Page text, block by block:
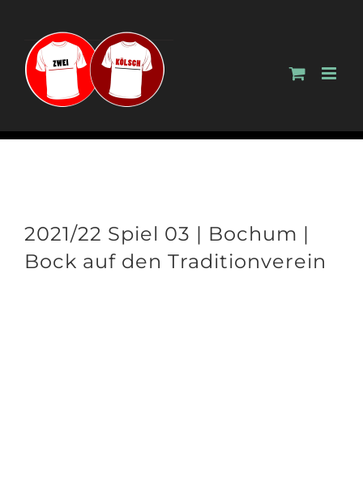
springen
2021/22 Spiel 03 | Bochum |
Bock auf den Traditionverein